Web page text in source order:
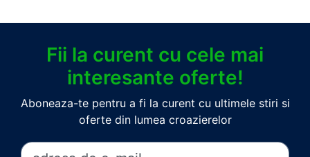
Fii la curent cu cele mai
interesante oferte!
Aboneaza-te pentru a fi la curent cu ultimele stiri si
oferte din lumea croazierelor